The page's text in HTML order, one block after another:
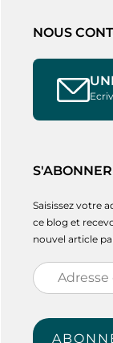
NOUS
Saisissez votre
ce blog et
nouvel article
Adresse
e-
mail